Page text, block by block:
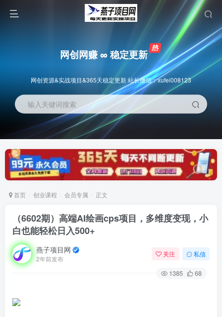
网创网赚 ∞ 稳定更新
网创资源&实战项目&365天稳定更新 站长微信：xufei008123
输入关键词搜索
首页 创业课程 会员专属 正文
（6602期）高端AI绘画cps项目，多维度变现，小
白也能轻松日入500+
燕子项目网
2年前发布
关注 私信
1385 68